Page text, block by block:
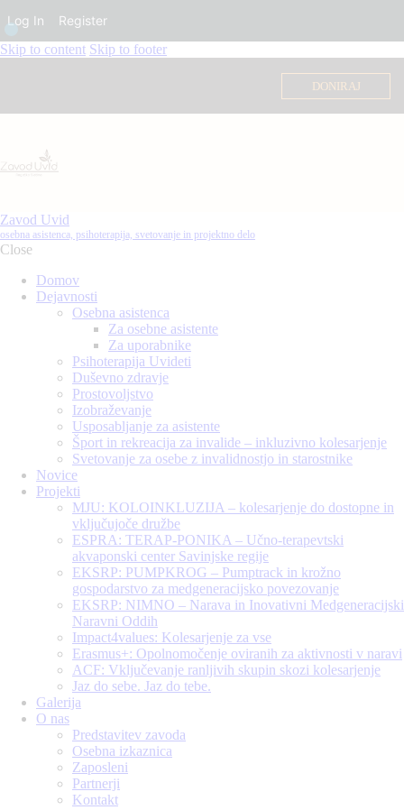
Log In
Register
Skip to content Skip to footer
DONIRAJ
Zavod Uvid
osebna asistenca, psihoterapija, svetovanje in projektno delo
Close
Domov
Dejavnosti
Osebna asistenca
Za osebne asistente
Za uporabnike
Psihoterapija Uvideti
Duševno zdravje
Prostovoljstvo
Izobraževanje
Usposabljanje za asistente
Šport in rekreacija za invalide – inkluzivno kolesarjenje
Svetovanje za osebe z invalidnostjo in starostnike
Novice
Projekti
MJU: KOLOINKLUZIJA – kolesarjenje do dostopne in
vključujoče družbe
ESPRA: TERAP-PONIKA – Učno-terapevtski
akvaponski center Savinjske regije
EKSRP: PUMPKROG – Pumptrack in krožno
gospodarstvo za medgeneracijsko povezovanje
EKSRP: NIMNO – Narava in Inovativni Medgeneracijski
Naravni Oddih
Impact4values: Kolesarjenje za vse
Erasmus+: Opolnomočenje oviranih za aktivnosti v naravi
ACF: Vključevanje ranljivih skupin skozi kolesarjenje
Jaz do sebe. Jaz do tebe.
Galerija
O nas
Predstavitev zavoda
Osebna izkaznica
Zaposleni
Partnerji
Kontakt